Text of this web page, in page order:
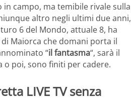
campo, ma temibile rivale sulla
altro negli ultimi due anni,
6 del Mondo, attuale 8, ha
di Maiorca che domani porta il
“il fantasma“, sarà il
o poi, sono finiti per cadere.
LIVE TV senza